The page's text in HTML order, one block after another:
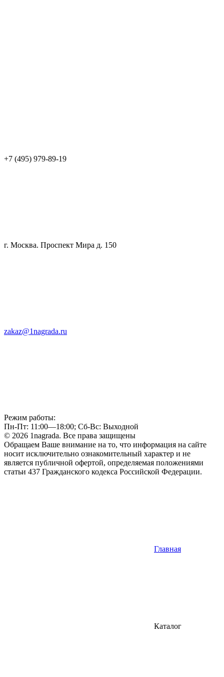
+7 (495) 979-89-19
г. Москва. Проспект Мира д. 150
zakaz@1nagrada.ru
Режим работы:
Пн-Пт: 11:00—18:00; Сб-Вс: Выходной
© 2026 1nagrada. Все права защищены
Обращаем Ваше внимание на то, что информация на сайте
носит исключительно ознакомительный характер и не
является публичной офертой, определяемая положениями
статьи 437 Гражданского кодекса Российской Федерации.
Главная
Каталог